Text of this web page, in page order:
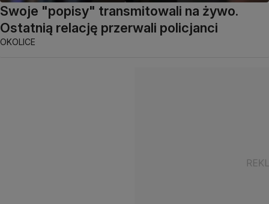
Swoje "popisy" transmitowali na żywo.
Ostatnią relację przerwali policjanci
OKOLICE